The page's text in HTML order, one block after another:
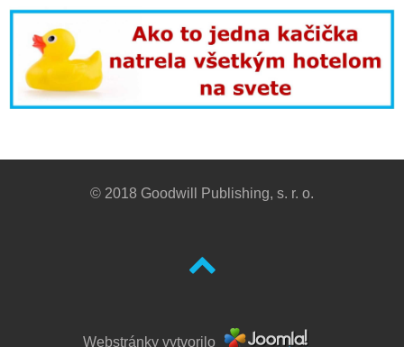
© 2018 Goodwill Publishing, s. r. o.
Webstránky vytvorilo